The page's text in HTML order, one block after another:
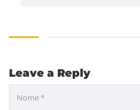
Leave a Reply